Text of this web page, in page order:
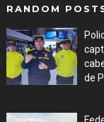
RANDOM
de